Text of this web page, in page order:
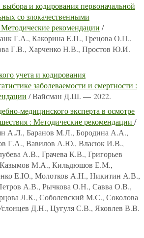
и кодирования первоначальной
со злокачественными
рекомендации /
Г.А., Какорина Е.П., Грецова О.П.,
Г.В., Харченко Н.В., Простов Ю.И.
учета и кодирования
заболеваемости и смертности :
/ Вайсман Д.Ш. — 2022.
медицинского эксперта в осмотре
: Методические рекомендации /
А.Л., Баранов М.Л., Бородина А.А.,
Г.А., Вавилов А.Ю., Власюк И.В.,
А.В., Грачева К.В., Григорьев
М.А., Кильдюшов Е.М.,
Е.Ю., Молотков А.Н., Никитин А.В.,
А.В., Рычкова О.Н., Савва О.В.,
Л.К., Соболевский М.С., Соколова
Д.Н., Цугуля С.В., Яковлев В.В.